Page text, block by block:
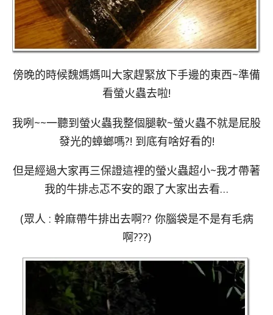
傍晚的時候魏媽媽叫大家趕緊放下手邊的東西~準備
看螢火蟲去啦!
我咧~~一聽到螢火蟲我整個腿軟~螢火蟲不就是屁股
發光的蟑螂嗎?! 到底有啥好看的!
但是經過大家再三保證這裡的螢火蟲超小~我才帶著
我的牛排忐忑不安的跟了大家出去看…
(眾人 : 幹麻帶牛排出去啊?? 你腦袋是不是有毛病
啊???)